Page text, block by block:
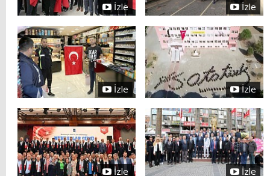
İzle İzle
İzle İzle
İzle İzle